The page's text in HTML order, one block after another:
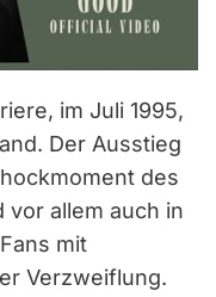
im Juli 1995,
Der Ausstieg
des
vor allem auch in
mit
Verzweiflung.